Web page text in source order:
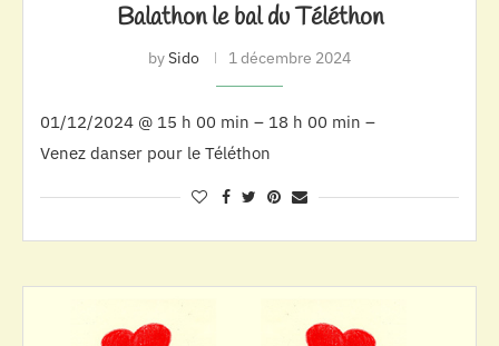
Balathon le bal du Téléthon
bySido 1 décembre 2024
01/12/2024 @ 15 h 00 min – 18 h 00 min –
Venez danser pour le Téléthon